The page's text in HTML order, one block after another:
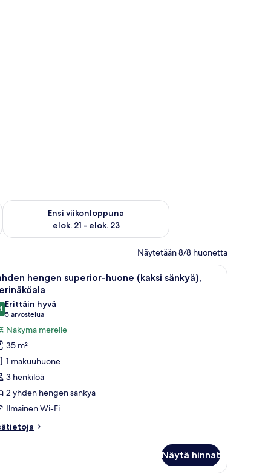
14 - elok. 16
Ensi viikonloppuna
elok. 21 - elok. 23
Tarkista ensi viikonlopun saatavuus elok. 21 - elok. 23
Näytetään 8/8 huonetta
pimennysverhot Minibaari, tallelokero huoneessa, työpöytä,
6
hengen superior-huone (kaksi sänkyä),
kautta 10
Erittäin hyvä
5 arvostelua
(5
arvostelua)
Näkymä merelle
35 m²
1 makuuhuone
3 henkilöä
2 yhden hengen sänkyä
Ilmainen Wi-Fi
Näytä hinnat